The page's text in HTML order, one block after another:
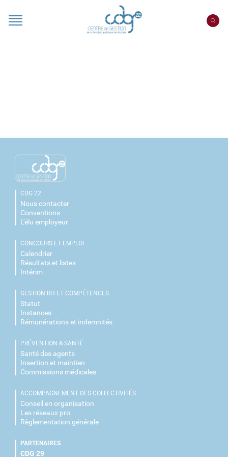
CDG 22
Nous contacter
Conventions
L'élu employeur
CONCOURS ET EMPLOI
Calendrier
Résultats et listes
Intérim
GESTION RH ET COMPÉTENCES
Statut
Instances
Rémunérations et indemnités
PRÉVENTION & SANTÉ
Santé des agents
Insertion et maintien
Commissions médicales
ACCOMPAGNEMENT DES COLLECTIVITÉS
Conseil en organisation
Les réseaux pro
Règlementation générale
PARTENAIRES
CDG 29